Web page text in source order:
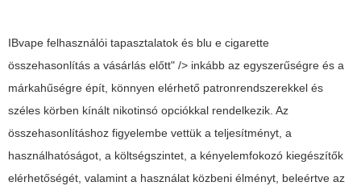
IBvape felhasználói tapasztalatok és blu e cigarette
összehasonlítás a vásárlás előtt" /> inkább az egyszerűségre és a
márkahűségre épít, könnyen elérhető patronrendszerekkel és
széles körben kínált nikotinsó opciókkal rendelkezik. Az
összehasonlításhoz figyelembe vettük a teljesítményt, a
használhatóságot, a költségszintet, a kényelemfokozó kiegészítők
elérhetőségét, valamint a használat közbeni élményt, beleértve az